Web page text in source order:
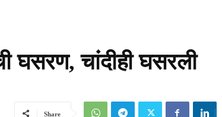
घसरण, चांदीही घसरली
Share